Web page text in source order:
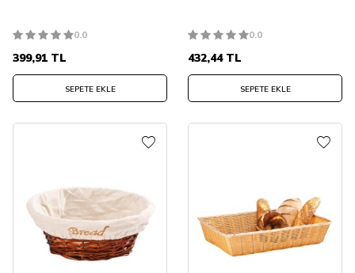
0.0
399,91 TL
SEPETE EKLE
0.0
432,44TL
SEPETE EKLE